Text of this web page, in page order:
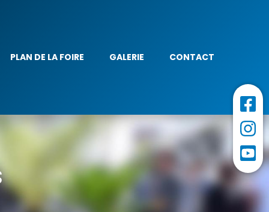
PLAN DE LA FOIRE GALERIE CONTACT